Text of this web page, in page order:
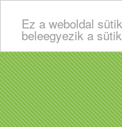
Ez a weboldal
beleegyezik a